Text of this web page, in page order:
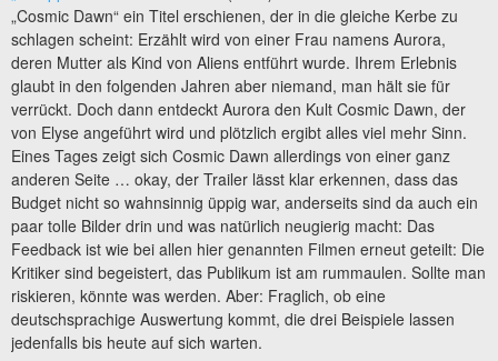
„Cosmic Dawn“ ein Titel erschienen, der in die gleiche Kerbe zu
schlagen scheint: Erzählt wird von einer Frau namens Aurora,
deren Mutter als Kind von Aliens entführt wurde. Ihrem Erlebnis
glaubt in den folgenden Jahren aber niemand, man hält sie für
verrückt. Doch dann entdeckt Aurora den Kult Cosmic Dawn, der
von Elyse angeführt wird und plötzlich ergibt alles viel mehr Sinn.
Eines Tages zeigt sich Cosmic Dawn allerdings von einer ganz
anderen Seite … okay, der Trailer lässt klar erkennen, dass das
Budget nicht so wahnsinnig üppig war, anderseits sind da auch ein
paar tolle Bilder drin und was natürlich neugierig macht: Das
Feedback ist wie bei allen hier genannten Filmen erneut geteilt: Die
Kritiker sind begeistert, das Publikum ist am rummaulen. Sollte man
riskieren, könnte was werden. Aber: Fraglich, ob eine
deutschsprachige Auswertung kommt, die drei Beispiele lassen
jedenfalls bis heute auf sich warten.